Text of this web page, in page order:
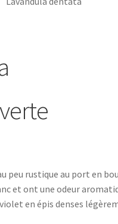
peu rustique au port en
et ont une odeur
en épis denses